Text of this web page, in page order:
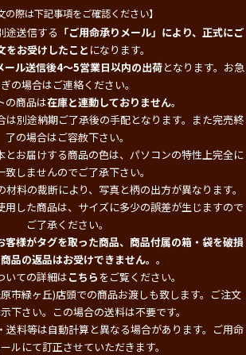
の際は下記事項をご確認ください】
途送信する 「ご用命承りメール」により、正式にご
をお受けしたこと になります。
ール送信後4～5営業日以内の出荷となります。お急
ぎの場合はご連絡ください。
の商品は在庫と連動しておりません。
は別途納期ご了承後の手配となります。また完売終
了の場合はご容赦下さい。
とお届けする商品の色は、パソコンの特性上完全に
致しませんのでご了承下さい。
材料の裁断により、写真と柄の出方が異なります。
用した商品は、サイズに多少の誤差が生じますので
ご了承ください。
客様がタグを取った商品、商品付属の箱・袋を破損
品の返品はお受けできません。 。
いての詳細はこちらをご覧ください。
市緑ヶ丘)店頭での商品お渡しも致します。ご注文
下さい。この場合の送料は不要です。
送料等は自動計算と異なる場合があります。ご用命
ルにて訂正させていただきます。